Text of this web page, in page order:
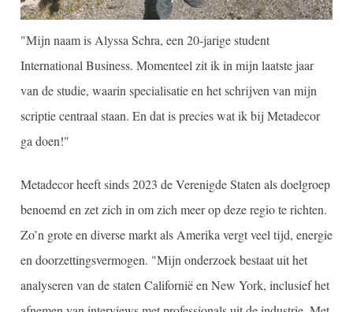
"Mijn naam is Alyssa Schra, een 20-jarige student
International Business. Momenteel zit ik in mijn laatste jaar
van de studie, waarin specialisatie en het schrijven van mijn
scriptie centraal staan. En dat is precies wat ik bij Metadecor
ga doen!"
Metadecor heeft sinds 2023 de Verenigde Staten als doelgroep
benoemd en zet zich in om zich meer op deze regio te richten.
Zo’n grote en diverse markt als Amerika vergt veel tijd, energie
en doorzettingsvermogen. "Mijn onderzoek bestaat ​​uit het
analyseren van de staten Californië en New York, inclusief het